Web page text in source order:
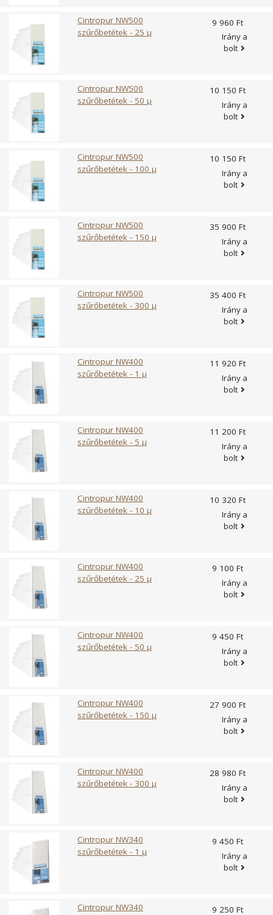
Cintropur NW500
szűrőbetétek - 25 µ
9 960 Ft
Irány a
bolt
Cintropur NW500
szűrőbetétek - 50 µ
10 150 Ft
Irány a
bolt
Cintropur NW500
szűrőbetétek - 100 µ
10 150 Ft
Irány a
bolt
Cintropur NW500
szűrőbetétek - 150 µ
35 900 Ft
Irány a
bolt
Cintropur NW500
szűrőbetétek - 300 µ
35 400 Ft
Irány a
bolt
Cintropur NW400
szűrőbetétek - 1 µ
11 920 Ft
Irány a
bolt
Cintropur NW400
szűrőbetétek - 5 µ
11 200 Ft
Irány a
bolt
Cintropur NW400
szűrőbetétek - 10 µ
10 320 Ft
Irány a
bolt
Cintropur NW400
szűrőbetétek - 25 µ
9 100 Ft
Irány a
bolt
Cintropur NW400
szűrőbetétek - 50 µ
9 450 Ft
Irány a
bolt
Cintropur NW400
szűrőbetétek - 150 µ
27 900 Ft
Irány a
bolt
Cintropur NW400
szűrőbetétek - 300 µ
28 980 Ft
Irány a
bolt
Cintropur NW340
szűrőbetétek - 1 µ
9 450 Ft
Irány a
bolt
Cintropur NW340
9 250 Ft